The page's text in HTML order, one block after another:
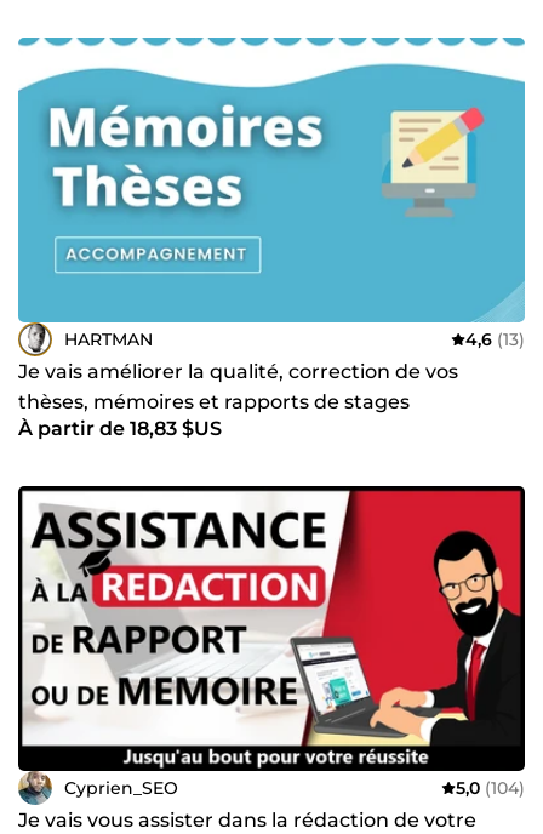
HARTMAN 4,6 (13)
Je vais améliorer la qualité, correction de vos
thèses, mémoires et rapports de stages
académiques
À partir de 18,83 $US
Cyprien_SEO 5,0 (104)
Je vais vous assister dans la rédaction de votre